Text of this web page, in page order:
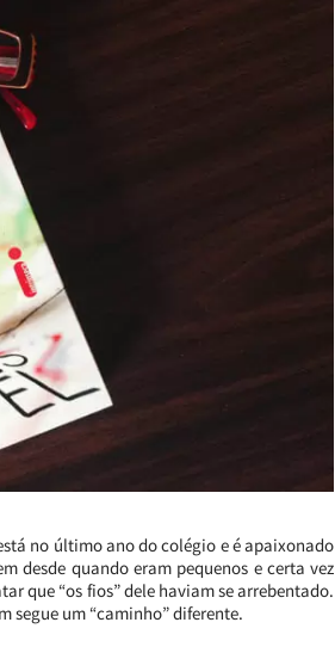
no último ano do colégio e é apaixonado
desde quando eram pequenos e certa vez
que “os fios” dele haviam se arrebentado.
segue um “caminho” diferente.